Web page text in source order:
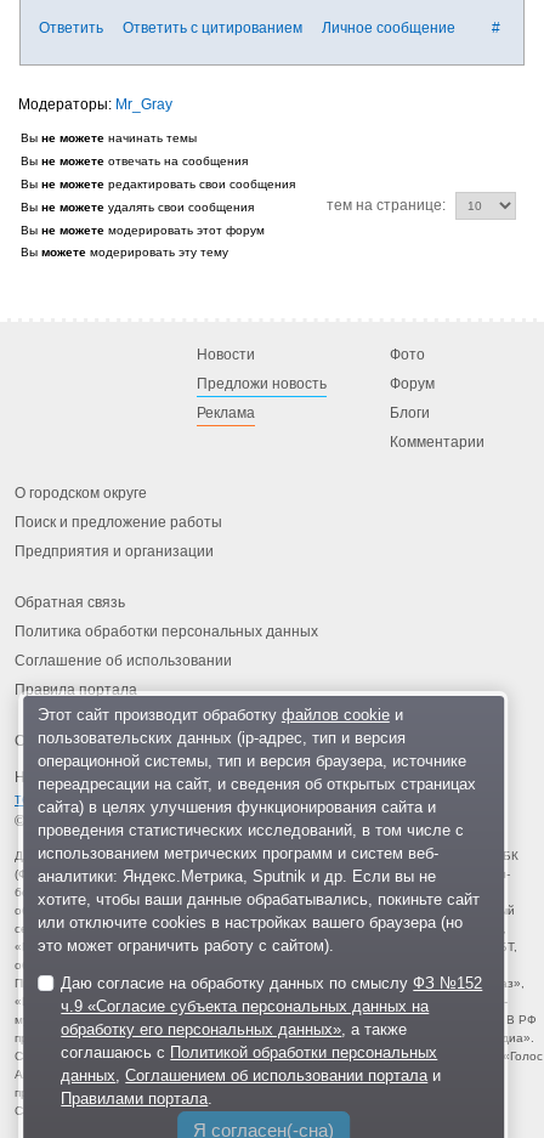
#
Ответить Ответить с цитированием Личное сообщение
Mr_Gray
Вы не можете начинать темы
Вы не можете отвечать на сообщения
Вы не можете редактировать свои сообщения
Вы не можете удалять свои сообщения
Вы не можете модерировать этот форум
Вы можете модерировать эту тему
тем на странице:
Новости
Предложи новость
Реклама
Фото
Форум
Блоги
Комментарии
О городском округе
Поиск и предложение работы
Предприятия и организации
Обратная связь
Политика обработки персональных данных
Соглашение об использовании
Правила портала
На информационном ресурсе применяются рекомендательные
технологии
© 2013-2026 «ОИНФО»,
сделано в Одинцово
Для читателей: В России признаны экстремистскими и запрещены организации ФБК
(Фонд борьбы с коррупцией, признан иноагентом), Штабы Навального, «Национал-
большевистская партия», «Свидетели Иеговы», «Армия воли народа», «Русский
общенациональный союз», «Движение против нелегальной иммиграции», «Правый
сектор», УНА-УНСО, УПА, «Тризуб им. Степана Бандеры», «Мизантропик дивижн»,
«Меджлис крымскотатарского народа», движение «Артподготовка», движение ЛГБТ,
общероссийская политическая партия «Воля», АУЕ, батальоны «Азов» и «Айдар».
Признаны террористическими и запрещены: «Движение Талибан», «Имарат Кавказ»,
«Исламское государство» (ИГ, ИГИЛ), Джебхад-ан-Нусра, «АУМ Синрике», «Братья-
мусульмане», «Аль-Каида в странах исламского Магриба», «Сеть», «Колумбайн». В РФ
признана нежелательной деятельность «Открытой России», издания «Проект Медиа».
СМИ-иноагентами признаны: телеканал «Дождь», «Медуза», «Важные истории», «Голос
Америки», радио «Свобода», The Insider, «Медиазона», ОВД-инфо. Иноагентами
признаны общество/центр «Мемориал», «Аналитический Центр Юрия Левады»,
Сахаровский центр. Instagram и Facebook (Metа) запрещены в РФ за экстремизм.
Этот сайт производит обработку файлов cookieи
пользовательских данных (ip-адрес, тип и версия
операционной системы, тип и версия браузера, источнике
переадресации на сайт, и сведения об открытых страницах
сайта) в целях улучшения функционирования сайта и
проведения статистических исследований, в том числе с
использованием метрических программ и систем веб-
аналитики: Яндекс.Метрика, Sputnik и др. Если вы не
хотите, чтобы ваши данные обрабатывались, покиньте сайт
или отключите cookies в настройках вашего браузера (но
это может ограничить работу с сайтом).
Даю согласие на обработку данных по смыслуФЗ №152
ч.9 «Согласие субъекта персональных данных на
обработку его персональных данных» , а также
соглашаюсь с Политикой обработки персональных
данных ,Соглашением об использовании портала и
Правилами портала
Я согласен(-сна)